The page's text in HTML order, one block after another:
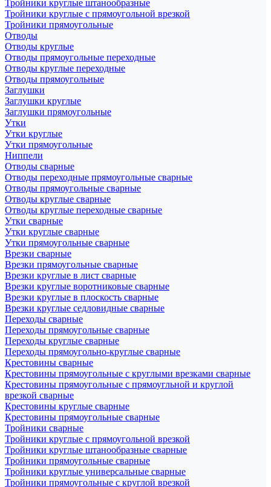
Тройники круглые штанообразные
Тройники круглые с прямоугольной врезкой
Тройники прямоугольные
Отводы
Отводы круглые
Отводы прямоугольные переходные
Отводы круглые переходные
Отводы прямоугольные
Заглушки
Заглушки круглые
Заглушки прямоугольные
Утки
Утки круглые
Утки прямоугольные
Ниппели
Отводы сварные
Отводы переходные прямоугольные сварные
Отводы прямоугольные сварные
Отводы круглые сварные
Отводы круглые переходные сварные
Утки сварные
Утки круглые сварные
Утки прямоугольные сварные
Врезки сварные
Врезки прямоугольные сварные
Врезки круглые в лист сварные
Врезки круглые воротниковые сварные
Врезки круглые в плоскость сварные
Врезки круглые седловидные сварные
Переходы сварные
Переходы прямоугольные сварные
Переходы круглые сварные
Переходы прямоугольно-круглые сварные
Крестовины сварные
Крестовины прямоугольные с круглыми врезками сварные
Крестовины прямоугольные с прямоугльной и круглой
врезкой сварные
Крестовины круглые сварные
Крестовины прямоугольные сварные
Тройники сварные
Тройники круглые с прямоугольной врезкой
Тройники круглые штанообразные сварные
Тройники прямоугольные сварные
Тройники круглые универсальные сварные
Тройники прямоугольные с круглой врезкой